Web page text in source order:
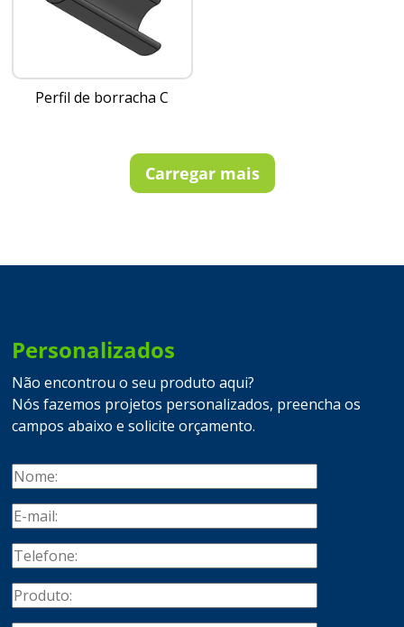
Perfil de borracha C
Carregar mais
Personalizados
Não encontrou o seu produto aqui?
Nós fazemos projetos personalizados, preencha os
campos abaixo e solicite orçamento.